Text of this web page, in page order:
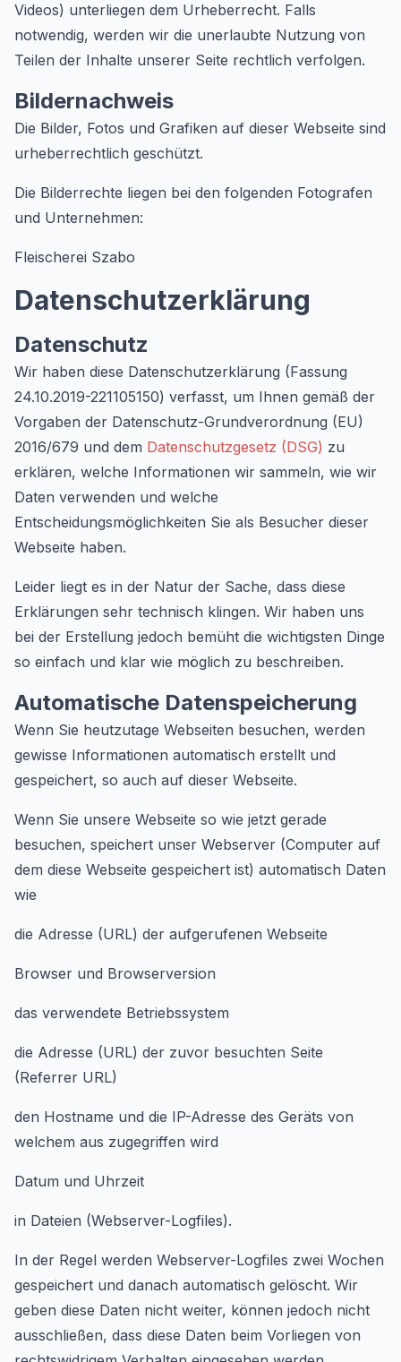
Videos) unterliegen dem Urheberrecht. Falls
notwendig, werden wir die unerlaubte Nutzung von
Teilen der Inhalte unserer Seite rechtlich verfolgen.
Bildernachweis
Die Bilder, Fotos und Grafiken auf dieser Webseite sind
urheberrechtlich geschützt.
Die Bilderrechte liegen bei den folgenden Fotografen
und Unternehmen:
Fleischerei Szabo
Datenschutzerklärung
Datenschutz
Wir haben diese Datenschutzerklärung (Fassung
24.10.2019-221105150) verfasst, um Ihnen gemäß der
Vorgaben der Datenschutz-Grundverordnung (EU)
2016/679 und dem Datenschutzgesetz (DSG) zu
erklären, welche Informationen wir sammeln, wie wir
Daten verwenden und welche
Entscheidungsmöglichkeiten Sie als Besucher dieser
Webseite haben.
Leider liegt es in der Natur der Sache, dass diese
Erklärungen sehr technisch klingen. Wir haben uns
bei der Erstellung jedoch bemüht die wichtigsten Dinge
so einfach und klar wie möglich zu beschreiben.
Automatische Datenspeicherung
Wenn Sie heutzutage Webseiten besuchen, werden
gewisse Informationen automatisch erstellt und
gespeichert, so auch auf dieser Webseite.
Wenn Sie unsere Webseite so wie jetzt gerade
besuchen, speichert unser Webserver (Computer auf
dem diese Webseite gespeichert ist) automatisch Daten
wie
die Adresse (URL) der aufgerufenen Webseite
Browser und Browserversion
das verwendete Betriebssystem
die Adresse (URL) der zuvor besuchten Seite
(Referrer URL)
den Hostname und die IP-Adresse des Geräts von
welchem aus zugegriffen wird
Datum und Uhrzeit
in Dateien (Webserver-Logfiles).
In der Regel werden Webserver-Logfiles zwei Wochen
gespeichert und danach automatisch gelöscht. Wir
geben diese Daten nicht weiter, können jedoch nicht
ausschließen, dass diese Daten beim Vorliegen von